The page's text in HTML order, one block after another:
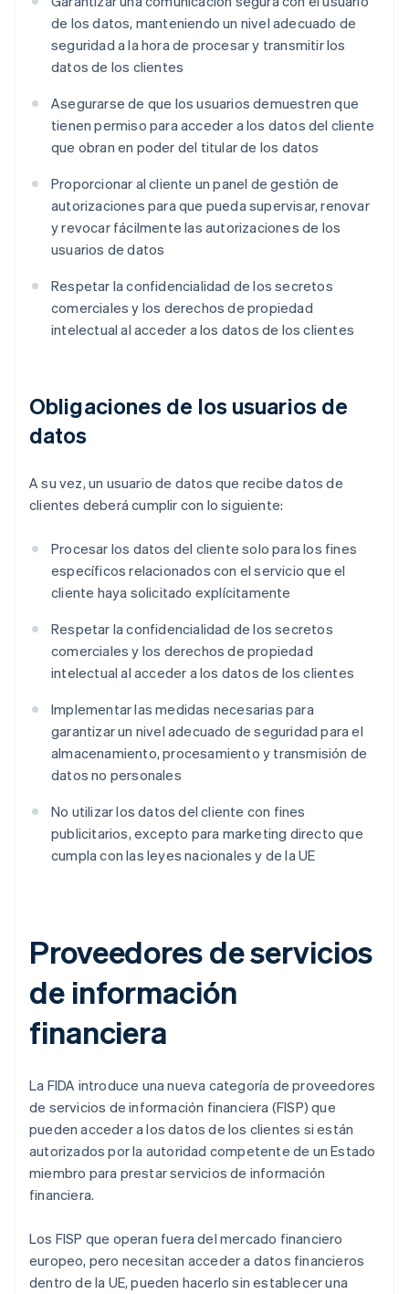
de los datos, manteniendo un nivel adecuado de
seguridad a la hora de procesar y transmitir los
datos de los clientes
Asegurarse de que los usuarios demuestren que
tienen permiso para acceder a los datos del cliente
que obran en poder del titular de los datos
Proporcionar al cliente un panel de gestión de
autorizaciones para que pueda supervisar, renovar
y revocar fácilmente las autorizaciones de los
usuarios de datos
Respetar la confidencialidad de los secretos
comerciales y los derechos de propiedad
intelectual al acceder a los datos de los clientes
Obligaciones de los usuarios de
datos
A su vez, un usuario de datos que recibe datos de
clientes deberá cumplir con lo siguiente:
Procesar los datos del cliente solo para los fines
específicos relacionados con el servicio que el
cliente haya solicitado explícitamente
Respetar la confidencialidad de los secretos
comerciales y los derechos de propiedad
intelectual al acceder a los datos de los clientes
Implementar las medidas necesarias para
garantizar un nivel adecuado de seguridad para el
almacenamiento, procesamiento y transmisión de
datos no personales
No utilizar los datos del cliente con fines
publicitarios, excepto para marketing directo que
cumpla con las leyes nacionales y de la UE
Proveedores de servicios
de información
financiera
La FIDA introduce una nueva categoría de proveedores
de servicios de información financiera (FISP) que
pueden acceder a los datos de los clientes si están
autorizados por la autoridad competente de un Estado
miembro para prestar servicios de información
financiera.
Los FISP que operan fuera del mercado financiero
europeo, pero necesitan acceder a datos financieros
dentro de la UE, pueden hacerlo sin establecer una